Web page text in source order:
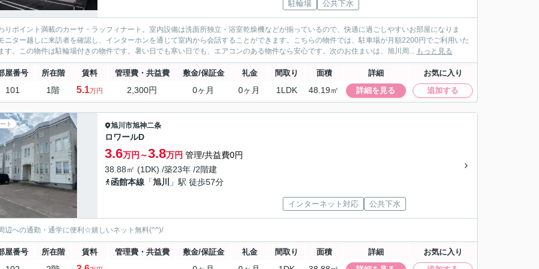
駐輪場 公共下水
りポイント満載のカーサ・ラッフィナート。室内設備は洗面所独立・浴室乾燥機などが揃っているので、快適に過ごしやすいお部屋になりま
ニター越しに来訪者を確認し、インターホンを通じて室内から会話することができます。こちらの物件では、駐車場が月額2200円でご利用いた
す。この物件は駐輪場付きの物件です。暑い日でも寒い日でも、エアコンのある物件なら安心です。次のお住まいは、旭川周... もっと見る
屋番号 所在階 賃料 管理費・共益費 敷金/保証金 礼金 間取り 面積 詳細 お気に入り
101 1階 5.1万円 2,300円 0ヶ月 0ヶ月 1LDK 48.19㎡ 詳細を見る 追加する
ト 旭川市旭神二条
ロワールD
3.6万円～3.8万円 管理/共益費0円
38.88㎡ (1DK) /築23年 /2階建
函館本線 「旭川 」駅 徒歩57分
インターネット対応 公共下水
辺への通勤・通学に便利☆嬉しいネット無料(^^)/
屋番号 所在階 賃料 管理費・共益費 敷金/保証金 礼金 間取り 面積 詳細 お気に入り